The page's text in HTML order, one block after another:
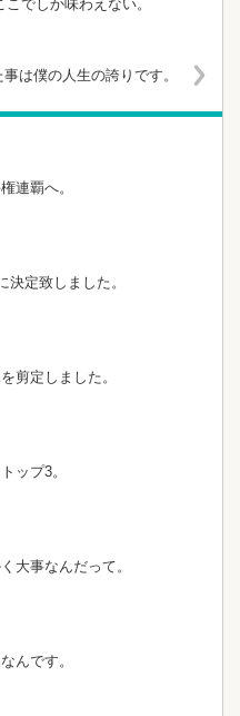
でしか味わえない。
は僕の人生の誇りです。
連覇へ。
決定致しました。
剪定しました。
ップ3。
大事なんだって。
んです。